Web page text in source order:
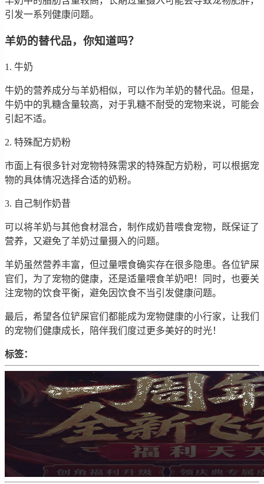
引发一系列健康问题。
羊奶的替代品，你知道吗？
1. 牛奶
牛奶的营养成分与羊奶相似，可以作为羊奶的替代品。但是，
牛奶中的乳糖含量较高，对于乳糖不耐受的宠物来说，可能会
引起不适。
2. 特殊配方奶粉
市面上有很多针对宠物特殊需求的特殊配方奶粉，可以根据宠
物的具体情况选择合适的奶粉。
3. 自己制作奶昔
可以将羊奶与其他食材混合，制作成奶昔喂食宠物，既保证了
营养，又避免了羊奶过量摄入的问题。
羊奶虽然营养丰富，但过量喂食确实存在很多隐患。各位铲屎
官们，为了宠物的健康，还是适量喂食羊奶吧！同时，也要关
注宠物的饮食平衡，避免因饮食不当引发健康问题。
最后，希望各位铲屎官们都能成为宠物健康的小行家，让我们
的宠物们健康成长，陪伴我们度过更多美好的时光！
标签：